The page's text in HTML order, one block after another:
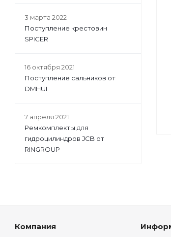
3 марта 2022
Поступление крестовин
SPICER
16 октября 2021
Поступление сальников от
DMHUI
7 апреля 2021
Ремкомплекты для
гидроцилиндров JCB от
RINGROUP
Компания